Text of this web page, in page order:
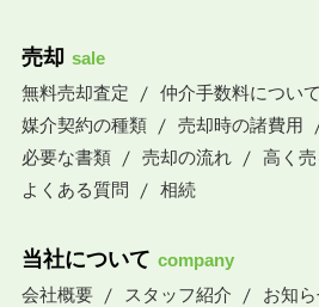
売却 sale
無料売却査定
仲介手数料について
媒介契約の種類
売却時の諸費用
必要な書類
売却の流れ
高く
よくある質問
相続
当社について company
会社概要
スタッフ紹介 お知